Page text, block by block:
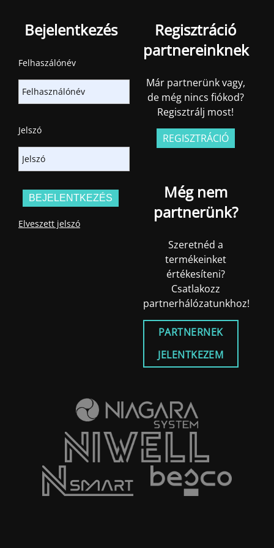
Bejelentkezés
Felhaszálónév
Jelszó
Elveszett jelszó
Regisztráció
partnereinknek
Már partnerünk vagy,
de még nincs fiókod?
Regisztrálj most!
REGISZTRÁCIÓ
Még nem
partnerünk?
Szeretnéd a
termékeinket
értékesíteni?
Csatlakozz
partnerhálózatunkhoz!
PARTNERNEK
JELENTKEZEM